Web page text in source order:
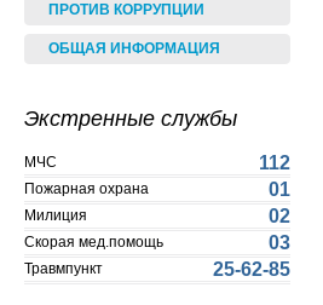
ПРОТИВ КОРРУПЦИИ
ОБЩАЯ ИНФОРМАЦИЯ
Экстренные службы
МЧС 112
Пожарная охрана 01
Милиция 02
Скорая мед.помощь 03
Травмпункт 25-62-85